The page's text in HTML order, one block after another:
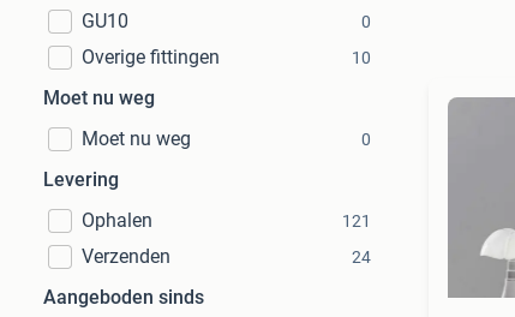
GU10 0
Overige fittingen 10
Moet nu weg
Moet nu weg
0
Levering
Ophalen
121
Verzenden 24
Aangeboden sinds